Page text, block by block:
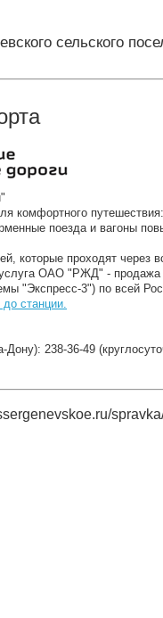
сельского
комфортного
поезда и вагоны
которые проходят через
ОАО "РЖД" -
"Экспресс-3") по всей
до станции.
238-36-49